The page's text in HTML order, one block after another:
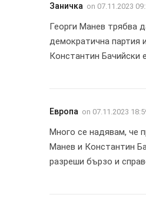
Заничка on 07.11.2023
Георги Манев трябва
демократична партия
Константин Бачийски
Европа on 07.11.2023
Много се надявам, че
Манев и Константин
разреши бързо и